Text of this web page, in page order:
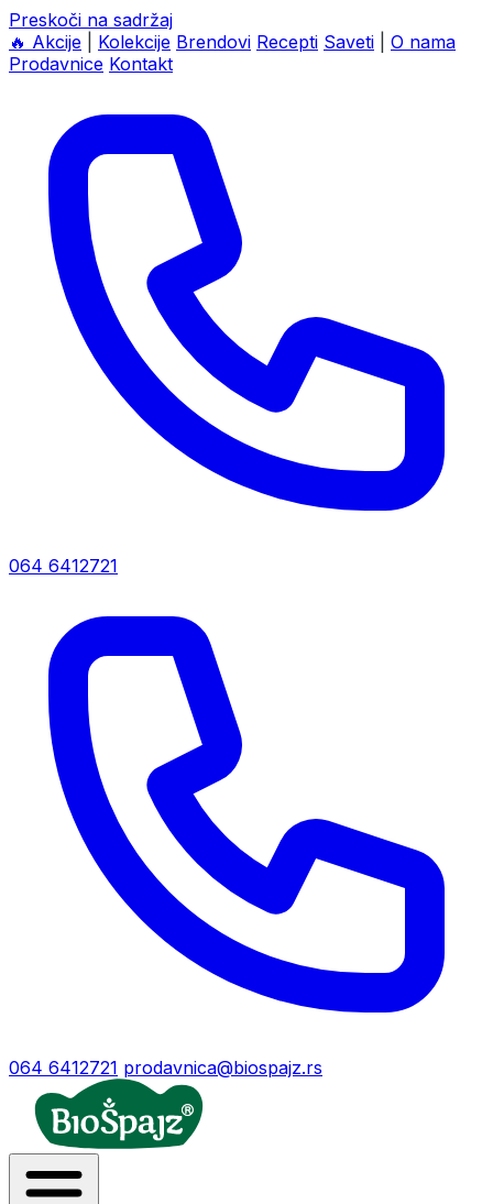
Preskoči na sadržaj
🔥 Akcije Kolekcije Brendovi Recepti Saveti
O nama
Prodavnice Kontakt
064 6412721
064 6412721 prodavnica@biospajz.rs